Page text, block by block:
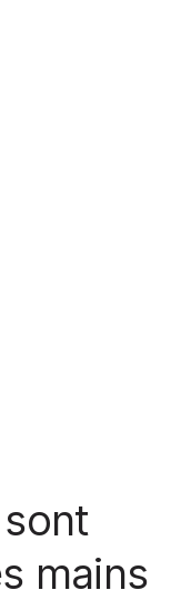
mains